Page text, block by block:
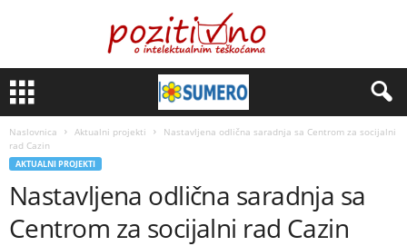
Naslovnica Aktualni projekti
Nastavljena odlična saradnja sa Centrom za socijalni
rad Cazin
AKTUALNI PROJEKTI
Nastavljena odlična saradnja sa
Centrom za socijalni rad Cazin